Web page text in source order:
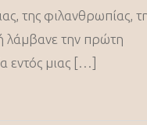
της φιλανθρωπίας,
λάμβανε την πρώτη
εντός μιας […]